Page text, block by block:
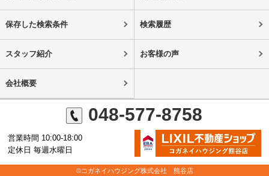
保存した検索条件 検索履歴
スタッフ紹介 お客様の声
会社概要
048-577-8758
営業時間 10:00-18:00
定休日 毎週水曜日
©コガネイハウジング株式会社 熊谷店